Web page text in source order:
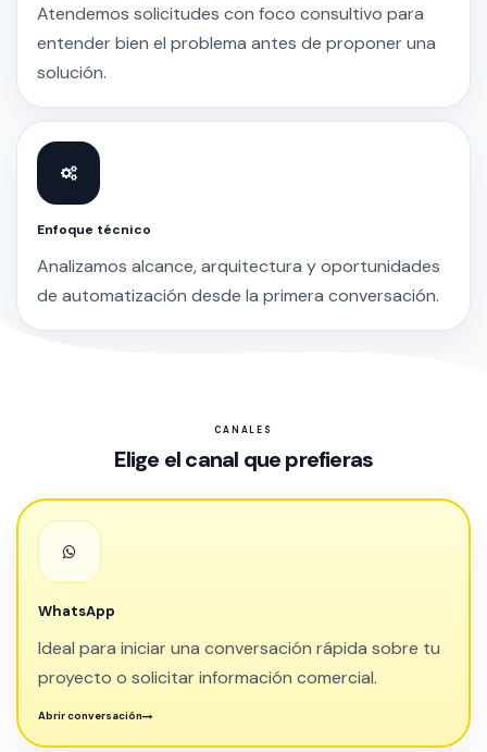
Atendemos solicitudes con foco consultivo para
entender bien el problema antes de proponer una
solución.
Enfoque técnico
Analizamos alcance, arquitectura y oportunidades
de automatización desde la primera conversación.
CANALES
Elige el canal que prefieras
WhatsApp
Ideal para iniciar una conversación rápida sobre tu
proyecto o solicitar información comercial.
Abrir conversación